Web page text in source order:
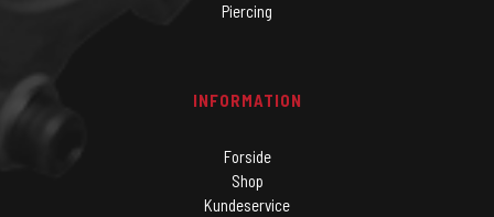
Piercing
INFORMATION
Forside
Shop
Kundeservice